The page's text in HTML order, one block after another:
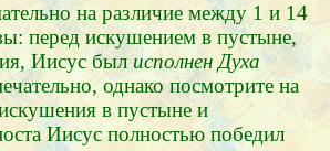
на различие между 1 и 14
перед искушением в пустыне,
Иисус былисполнен Духа
однако посмотрите на
в пустыне и
Иисус полностью победил